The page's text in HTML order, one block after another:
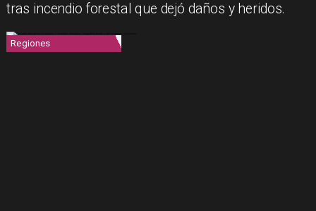
tras incendio forestal que dejó daños y heridos.
Regiones